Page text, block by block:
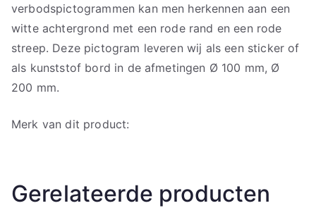
verbodspictogrammen kan men herkennen aan een
witte achtergrond met een rode rand en een rode
streep. Deze pictogram leveren wij als een sticker of
als kunststof bord in de afmetingen Ø 100 mm, Ø
200 mm.
Merk van dit product:
Gerelateerde producten